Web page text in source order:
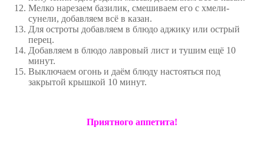
Мелко нарезаем базилик, смешиваем его с хмели-
сунели, добавляем всё в казан.
Для остроты добавляем в блюдо аджику или острый
перец.
Добавляем в блюдо лавровый лист и тушим ещё 10
минут.
Выключаем огонь и даём блюду настояться под
закрытой крышкой 10 минут.
Приятного аппетита!